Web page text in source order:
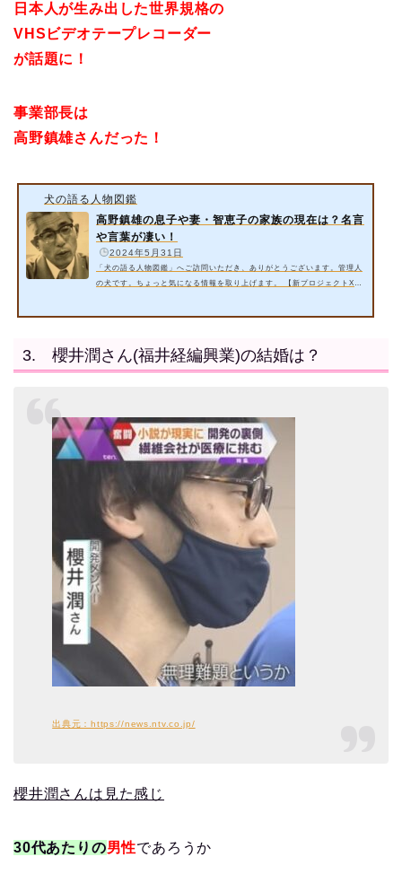
日本人が生み出した世界規格の
VHSビデオテープレコーダー
が話題に！
事業部長は
高野鎮雄さんだった！
犬の語る人物図鑑
高野鎮雄の息子や妻・智恵子の家族の現在は？名言
や言葉が凄い！
2024年5月31日
「犬の語る人物図鑑」へご訪問いただき、ありがとうございます。管理人
の犬です。ちょっと気になる情報を取り上げます。 【新プロジェクトX】
んの名言や言葉が凄い！ 詳細情報をお届けいたします。スポンサーリンク
1. …
3. 櫻井潤さん(福井経編興業)の結婚は？
出典元：https://news.ntv.co.jp/
櫻井潤さんは見た感じ
30代あたりの男性であろうか